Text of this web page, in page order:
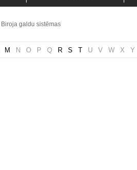
Biroja galdu sistēmas
M N O P Q R S T U V W X Y